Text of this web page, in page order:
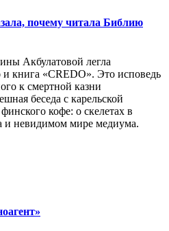
почему читала Библию
Акбулатовой легла
книга «CREDO». Это исповедь
к смертной казни
беседа с карельской
кофе: о скелетах в
и невидимом мире медиума.